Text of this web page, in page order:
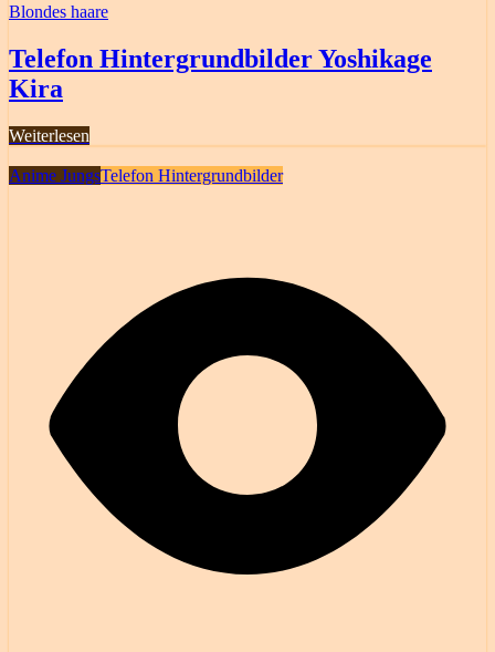
Blondes haare
Telefon Hintergrundbilder Yoshikage
Kira
Weiterlesen
Anime JungsTelefon Hintergrundbilder